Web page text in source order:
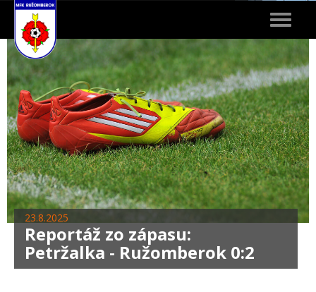
Toggle
23.8.2025
Reportáž zo zápasu:
Petržalka - Ružomberok 0:2